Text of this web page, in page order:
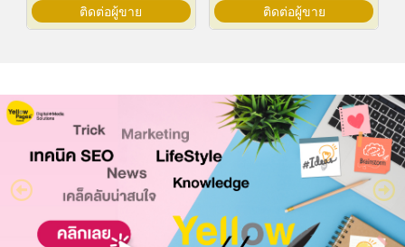
ติดต่อผู้ขาย ติดต่อผู้ขาย